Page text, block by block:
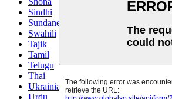
Sindhi
Sundanese
Swahili
Tajik
Tamil
Telugu
Thai
Ukrainian
Urdu